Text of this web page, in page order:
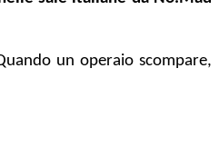
un operaio scompare,